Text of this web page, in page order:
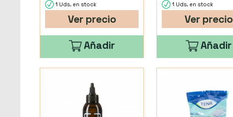
1 Uds. en stock
Ver precio
Añadir
1 Uds. en stock
Ver precio
Añadir